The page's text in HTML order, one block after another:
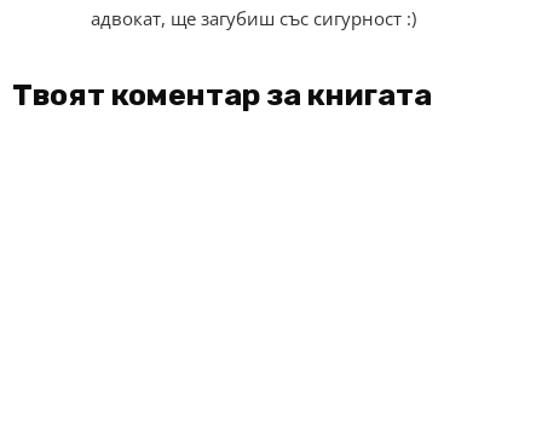
адвокат, ще загубиш със сигурност :)
Твоят коментар за книгата